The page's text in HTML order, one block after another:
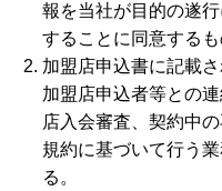
報を当社が目的の遂
することに同意するも
加盟店申込書に記載
加盟店申込者等との
店入会審査、契約中
規約に基づいて行う
る。